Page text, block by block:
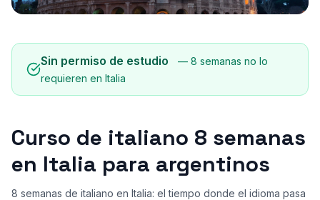
Sin permiso de estudio
— 8 semanas no lo
requieren en Italia
Curso de italiano 8 semanas
en Italia para argentinos
8 semanas de italiano en Italia: el tiempo donde el idioma pasa